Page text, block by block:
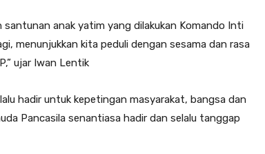
santunan anak yatim yang dilakukan Komando Inti
menunjukkan kita peduli dengan sesama dan rasa
ujar Iwan Lentik
hadir untuk kepetingan masyarakat, bangsa dan
Pancasila senantiasa hadir dan selalu tanggap